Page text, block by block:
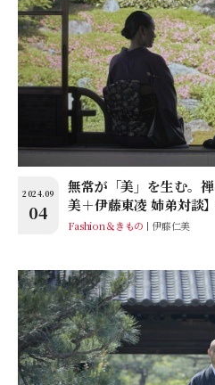
2024.09
04
無常が「美」を生む。
美＋伊藤東凌 姉弟対談
Fashion＆きもの 伊藤仁美